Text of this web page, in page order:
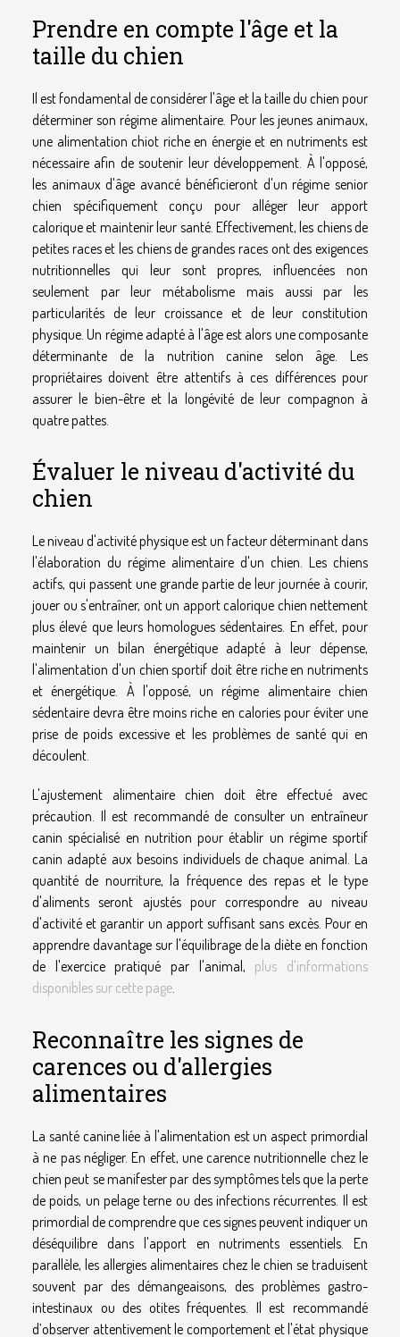
Prendre en compte l'âge et la
taille du chien
Il est fondamental de considérer l'âge et la taille du chien pour
déterminer son régime alimentaire. Pour les jeunes animaux,
une alimentation chiot riche en énergie et en nutriments est
nécessaire afin de soutenir leur développement. À l'opposé,
les animaux d'âge avancé bénéficieront d'un régime senior
chien spécifiquement conçu pour alléger leur apport
calorique et maintenir leur santé. Effectivement, les chiens de
petites races et les chiens de grandes races ont des exigences
nutritionnelles qui leur sont propres, influencées non
seulement par leur métabolisme mais aussi par les
particularités de leur croissance et de leur constitution
physique. Un régime adapté à l'âge est alors une composante
déterminante de la nutrition canine selon âge. Les
propriétaires doivent être attentifs à ces différences pour
assurer le bien-être et la longévité de leur compagnon à
quatre pattes.
Évaluer le niveau d'activité du
chien
Le niveau d'activité physique est un facteur déterminant dans
l'élaboration du régime alimentaire d'un chien. Les chiens
actifs, qui passent une grande partie de leur journée à courir,
jouer ou s'entraîner, ont un apport calorique chien nettement
plus élevé que leurs homologues sédentaires. En effet, pour
maintenir un bilan énergétique adapté à leur dépense,
l'alimentation d'un chien sportif doit être riche en nutriments
et énergétique. À l'opposé, un régime alimentaire chien
sédentaire devra être moins riche en calories pour éviter une
prise de poids excessive et les problèmes de santé qui en
découlent.
L'ajustement alimentaire chien doit être effectué avec
précaution. Il est recommandé de consulter un entraîneur
canin spécialisé en nutrition pour établir un régime sportif
canin adapté aux besoins individuels de chaque animal. La
quantité de nourriture, la fréquence des repas et le type
d'aliments seront ajustés pour correspondre au niveau
d'activité et garantir un apport suffisant sans excès. Pour en
apprendre davantage sur l'équilibrage de la diète en fonction
de l'exercice pratiqué par l'animal, plus d'informations
disponibles sur cette page.
Reconnaître les signes de
carences ou d'allergies
alimentaires
La santé canine liée à l'alimentation est un aspect primordial
à ne pas négliger. En effet, une carence nutritionnelle chez le
chien peut se manifester par des symptômes tels que la perte
de poids, un pelage terne ou des infections récurrentes. Il est
primordial de comprendre que ces signes peuvent indiquer un
déséquilibre dans l'apport en nutriments essentiels. En
parallèle, les allergies alimentaires chez le chien se traduisent
souvent par des démangeaisons, des problèmes gastro-
intestinaux ou des otites fréquentes. Il est recommandé
d’observer attentivement le comportement et l'état physique